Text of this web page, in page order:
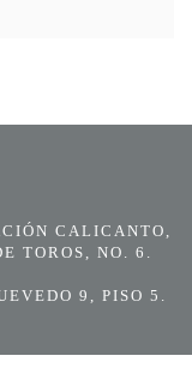
CALICANTO,
TOROS, NO. 6.
9, PISO 5.